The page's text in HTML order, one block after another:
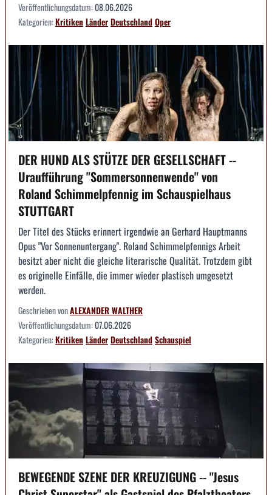
Veröffentlichungsdatum:08.06.2026
Kategorien:KritikenLänderDeutschlandOper
DER HUND ALS STÜTZE DER GESELLSCHAFT --
Uraufführung "Sommersonnenwende" von
Roland Schimmelpfennig im Schauspielhaus
STUTTGART
Der Titel des Stücks erinnert irgendwie an Gerhard Hauptmanns
Opus "Vor Sonnenuntergang". Roland Schimmelpfennigs Arbeit
besitzt aber nicht die gleiche literarische Qualität. Trotzdem gibt
es originelle Einfälle, die immer wieder plastisch umgesetzt
werden.
Geschrieben vonALEXANDER WALTHER
Veröffentlichungsdatum:07.06.2026
Kategorien:KritikenLänderDeutschlandSchauspiel
BEWEGENDE SZENE DER KREUZIGUNG -- "Jesus